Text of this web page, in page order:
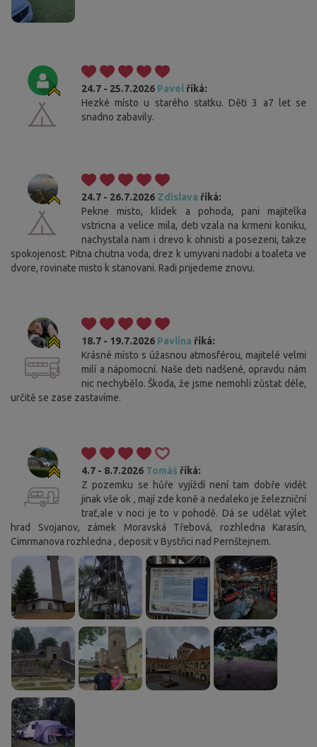
24.7 - 25.7.2026 Pavel říká:
Hezké místo u starého statku. Děti 3 a7 let se
snadno zabavily.
24.7 - 26.7.2026 Zdislava říká:
Pekne misto, klidek a pohoda, pani majitelka
vstricna a velice mila, deti vzala na krmeni koniku,
nachystala nam i drevo k ohnisti a posezeni, takze
spokojenost. Pitna chutna voda, drez k umyvani nadobi a toaleta ve
dvore, rovinate misto k stanovani. Radi prijedeme znovu.
18.7 - 19.7.2026 Pavlína říká:
Krásné místo s úžasnou atmosférou, majitelé velmi
milí a nápomocní. Naše deti nadšené, opravdu nám
nic nechybělo. Škoda, že jsme nemohli zůstat déle,
určitě se zase zastavíme.
4.7 - 8.7.2026 Tomáš říká:
Z pozemku se hůře vyjíždí není tam dobře vidět
jinak vše ok , mají zde koně a nedaleko je železniční
trať,ale v noci je to v pohodě. Dá se udělat výlet
hrad Svojanov, zámek Moravská Třebová, rozhledna Karasín,
Cimrmanova rozhledna , deposit v Bystřici nad Pernštejnem.